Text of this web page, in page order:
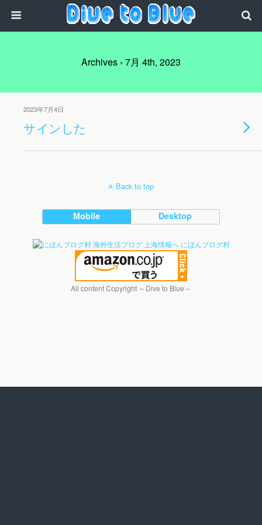
Archives › 7月 4th, 2023
2023年7月4日
サインした
Back to top
Mobile Desktop
にほんブログ村
All content Copyright ～Dive to Blue～